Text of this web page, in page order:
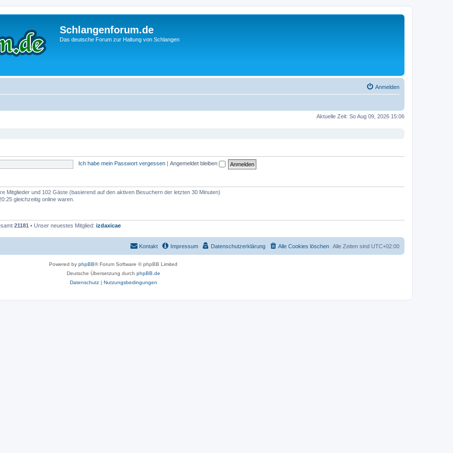
Schlangenforum.de
Das deutsche Forum zur Haltung von Schlangen
Anmelden
Aktuelle Zeit: So Aug 09, 2026 15:06
Ich habe mein Passwort vergessen Angemeldet bleiben
Mitglieder und 102 Gäste (basierend auf den aktiven Besuchern der letzten 30 Minuten)
gleichzeitig online waren.
21181 • Unser neuestes Mitglied: izdaxicae
Alle Zeiten sind UTC+02:00
Alle Cookies löschen
Datenschutzerklärung
Impressum
Kontakt
Powered by phpBB® Forum Software © phpBB Limited
Deutsche Übersetzung durch phpBB.de
Datenschutz| Nutzungsbedingungen